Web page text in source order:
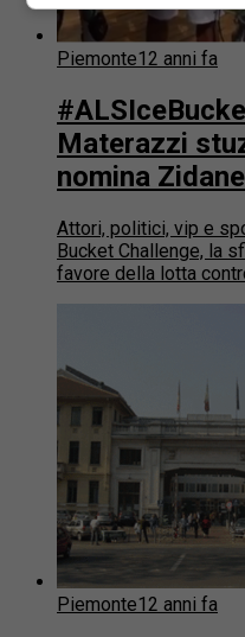
Piemonte12 anni fa
Materazzi
nomina
Attori, politici, vip e
Bucket Challenge, la
favore della lotta
Piemonte12 anni fa